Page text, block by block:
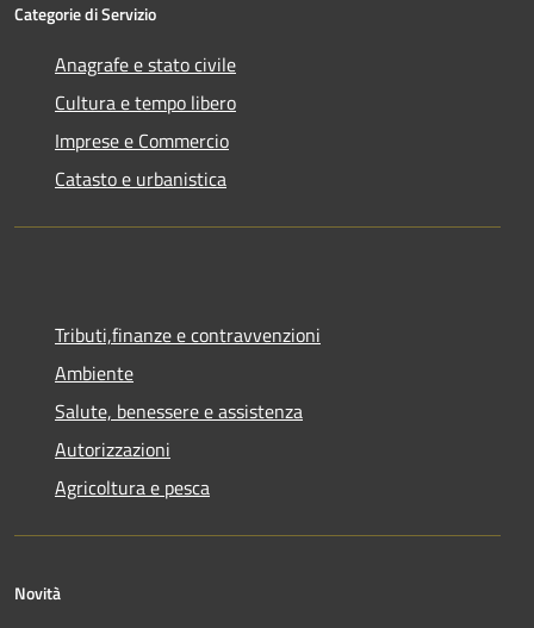
Categorie di Servizio
Anagrafe e stato civile
Cultura e tempo libero
Imprese e Commercio
Catasto e urbanistica
Tributi,finanze e contravvenzioni
Ambiente
Salute, benessere e assistenza
Autorizzazioni
Agricoltura e pesca
Novità